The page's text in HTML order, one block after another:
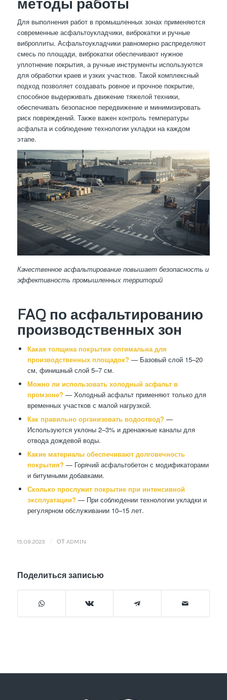
Для выполнения работ в промышленных зонах применяются
современные асфальтоукладчики, виброкатки и ручные
виброплиты. Асфальтоукладчики равномерно распределяют
смесь по площади, виброкатки обеспечивают нужное
уплотнение покрытия, а ручные инструменты используются
для обработки краев и узких участков. Такой комплексный
подход позволяет создавать ровное и прочное покрытие,
способное выдерживать движение тяжелой техники,
обеспечивать безопасное передвижение и минимизировать
риск повреждений. Также важен контроль температуры
асфальта и соблюдение технологии укладки на каждом
этапе.
Качественное асфальтирование повышает безопасность и
эффективность промышленных территорий
FAQ по асфальтированию
производственных зон
Какая толщина покрытия оптимальна для
производственных площадок? — Базовый слой 15–20
см, финишный слой 5–7 см.
Можно ли использовать холодный асфальт в
промзоне? — Холодный асфальт применяют только для
временных участков с малой нагрузкой.
Как правильно организовать водоотвод? —
Используются уклоны 2–3% и дренажные каналы для
отвода дождевой воды.
Какие материалы обеспечивают долговечность
покрытия? — Горячий асфальтобетон с модификаторами
и битумными добавками.
Сколько прослужит покрытие при интенсивной
эксплуатации? — При соблюдении технологии укладки и
регулярном обслуживании 10–15 лет.
15.08.2023 ОТ ADMIN
Поделиться записью